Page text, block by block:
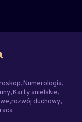
Numerologia
Karty anielskie
rozwój duchowy